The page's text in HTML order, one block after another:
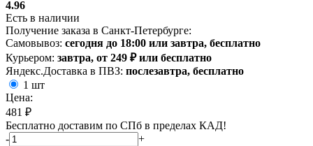
4.96
Есть в наличии
Получение заказа в Санкт-Петербурге:
Самовывоз: сегодня до 18:00 или завтра, бесплатно
Курьером: завтра, от 249 ₽ или бесплатно
Яндекс.Доставка в ПВЗ: послезавтра, бесплатно
1 шт
Цена:
481 ₽
Бесплатно доставим по СПб в пределах КАД!
-
+